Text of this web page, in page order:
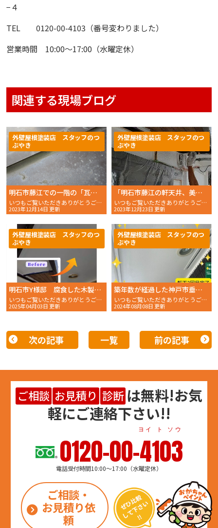
−４
TEL 0120-00-4103（番号変わりました）
営業時間 10:00〜17:00（水曜定休）
関連する現場ブログ
明石市藤江での一階の「瓦棒」屋根の調査が行いました。
いつもご覧いただきありがとうございます。おかちゃんペ
2023年12月14日 更新
外壁屋根塗装店 スタッフのつ
ぶやき
「明石市藤江の軒天井、美しさ再び！塗装作業の一日」
いつもご覧いただきありがとうございます。 おかちゃんペ
2023年12月23日 更新
外壁屋根塗装店 スタッフのつ
ぶやき
明石市Y様邸 腐食した木製軒天をホワイトカラーに塗装で蘇らせる！
いつもご覧いただきありがとうございます。 おかちゃんペイン
2025年04月03日 更新
外壁屋根塗装店 スタッフのつ
ぶやき
築年数が経過した神戸市垂水区のお住まいの軒天を塗装しました。
いつもご覧いただきありがとうございます。 おかちゃんペイン
2024年08月08日 更新
外壁屋根塗装店 スタッフのつ
ぶやき
次の記事 一覧 前の記事
ご相談 お見積り 診断 は無料!お気
軽にご連絡下さい!!
0120-00-4103
ヨイ ト ソウ
電話受付時間10:00～17:00（水曜定休）
ご相談・
お見積り依
頼